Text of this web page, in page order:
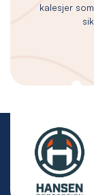
kalesjer